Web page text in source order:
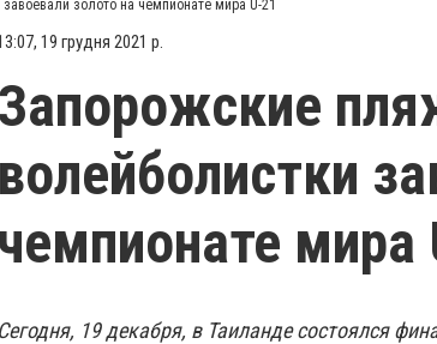
золото на чемпионате мира U-21
19 грудня 2021 р.
Запорожские
волейболистки
чемпионате мира
Сегодня, 19 декабря, в Таиланде состоялся